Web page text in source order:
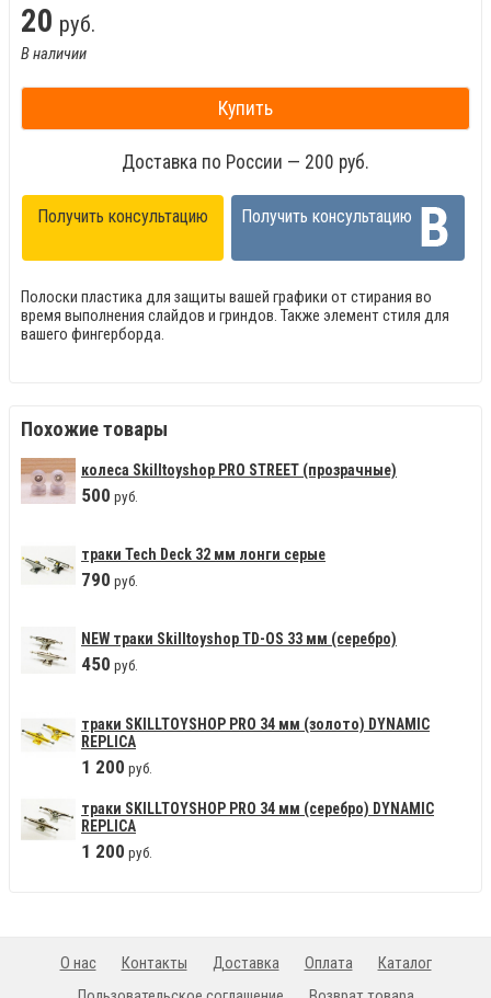
Похожие товары
колеса Skilltoyshop PRO STREET (прозрачные)
500 руб.
траки Tech Deck 32 мм лонги серые
790 руб.
NEW траки Skilltoyshop TD-OS 33 мм (серебро)
450 руб.
траки SKILLTOYSHOP PRO 34 мм (золото) DYNAMIC
REPLICA
1 200 руб.
траки SKILLTOYSHOP PRO 34 мм (серебро) DYNAMIC
REPLICA
1 200 руб.
20 руб.
В наличии
Купить
Доставка по России — 200 руб.
Получить консультацию Получить консультацию
Полоски пластика для защиты вашей графики от стирания во
время выполнения слайдов и гриндов. Также элемент стиля для
вашего фингерборда.
О нас Контакты Доставка Оплата
Каталог